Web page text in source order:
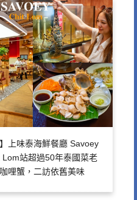
上味泰海鮮餐廳 Savoey
站超過50年泰國菜老
哩蟹，二訪依舊美味